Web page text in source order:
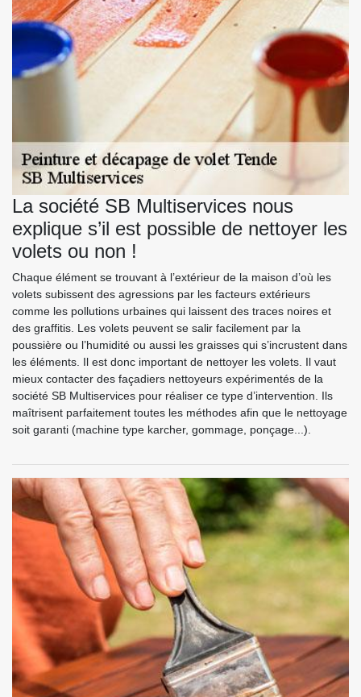
La société SB Multiservices nous
explique s’il est possible de nettoyer les
volets ou non !
Chaque élément se trouvant à l’extérieur de la maison d’où les
volets subissent des agressions par les facteurs extérieurs
comme les pollutions urbaines qui laissent des traces noires et
des graffitis. Les volets peuvent se salir facilement par la
poussière ou l’humidité ou aussi les graisses qui s’incrustent dans
les éléments. Il est donc important de nettoyer les volets. Il vaut
mieux contacter des façadiers nettoyeurs expérimentés de la
société SB Multiservices pour réaliser ce type d’intervention. Ils
maîtrisent parfaitement toutes les méthodes afin que le nettoyage
soit garanti (machine type karcher, gommage, ponçage...).